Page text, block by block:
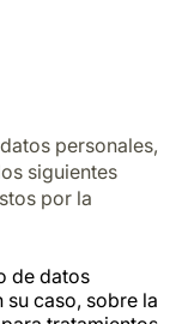
personales,
siguientes
por la
de datos
caso, sobre la